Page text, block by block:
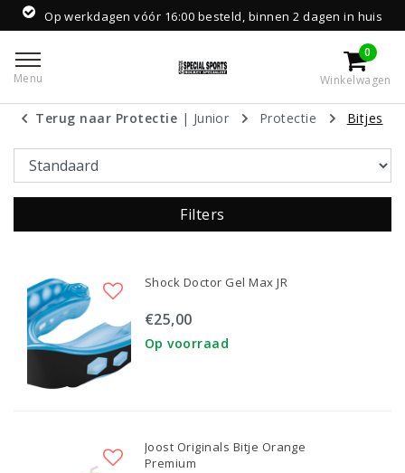
Op werkdagen vóór 16:00 besteld, binnen 2 dagen in huis
Menu
0
Winkelwagen
Terug naar Protectie | Junior Protectie Bitjes
Filters
Shock Doctor Gel Max JR
€25,00
Op voorraad
Joost Originals Bitje Orange
Premium